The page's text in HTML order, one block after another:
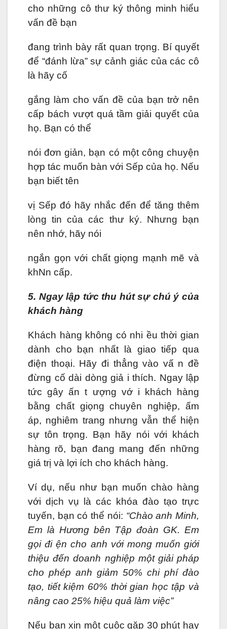
cho những cô thư ký thông minh hiểu
vấn đề bạn
đang trình bày rất quan trọng. Bí quyết
để “đánh lừa” sự cảnh giác của các cô
là hãy cố
gắng làm cho vấn đề của bạn trở nên
cấp bách vượt quá tầm giải quyết của
họ. Bạn có thể
nói đơn giản, bạn có một công chuyện
hợp tác muốn bàn với Sếp của họ. Nếu
bạn biết tên
vị Sếp đó hãy nhắc đến để tăng thêm
lòng tin của các thư ký. Nhưng bạn
nên nhớ, hãy nói
ngắn gọn với chất giọng mạnh mẽ và
khNn cấp.
5. Ngay lập tức thu hút sự chú ý của
khách hàng
Khách hàng không có nhi ều thời gian
dành cho bạn nhất là giao tiếp qua
điện thoại. Hãy đi thẳng vào vấ n đề
đừng cố dài dòng giả i thích. Ngay lập
tức gây ấn t ượng vớ i khách hàng
bằng chất giọng chuyên nghiệp, ấm
áp, nghiêm trang nhưng vẫn thể hiện
sự tôn trọng. Bạn hãy nói với khách
hàng rõ, bạn đang mang đến những
giá trị và lợi ích cho khách hàng.
Ví dụ, nếu như bạn muốn chào hàng
với dịch vụ là các khóa đào tạo trực
tuyến, bạn có thể nói: “Chào anh Minh,
Em là Hương bên Tập đoàn GK. Em
gọi đi ện cho anh với mong muốn giới
thiệu đến doanh nghiệp một giải pháp
cho phép anh giảm 50% chi phí đào
tạo, tiết kiệm 60% thời gian học tập và
nâng cao 25% hiệu quả làm việc”
Nếu bạn xin một cuộc gặp 30 phút hay